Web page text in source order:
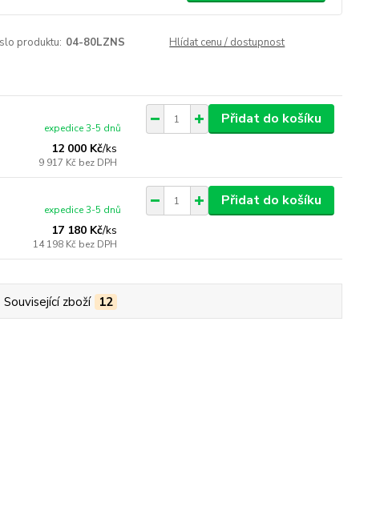
produktu: 04-80LZNS Hlídat cenu / dostupnost
12 000 Kč/ks
9 917 Kč bez DPH
expedice 3-5 dnů
Přidat do košíku
17 180 Kč/ks
14 198 Kč bez DPH
expedice 3-5 dnů
Přidat do košíku
Související zboží 12